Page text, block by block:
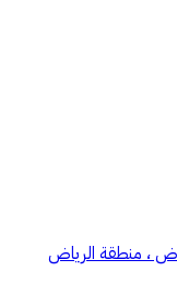
، منطقة الرياض